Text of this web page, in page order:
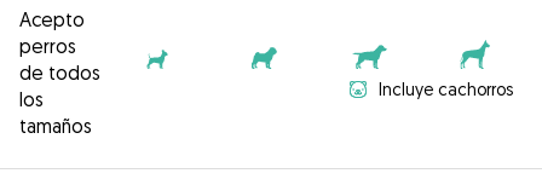
Acepto
perros
de todos
los
tamaños
Incluye cachorros